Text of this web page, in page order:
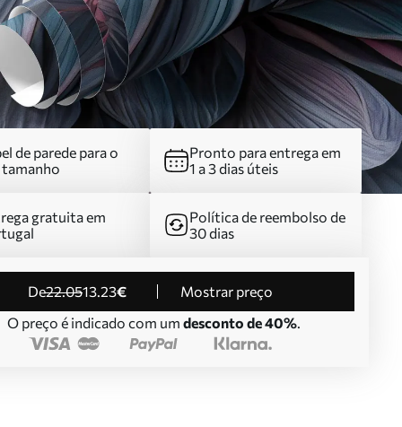
de parede para o
tamanho
Pronto para entrega em
1 a 3 dias úteis
gratuita em
Política de reembolso de
30 dias
de22.0513.23€
Mostrar preço
O preço é indicado com um desconto de 40%.